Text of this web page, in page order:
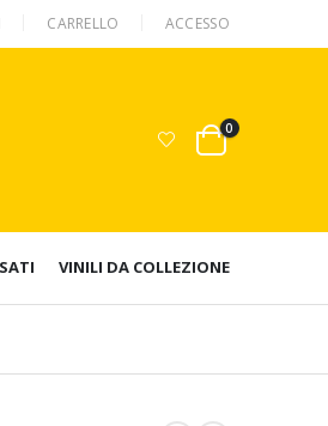
CARRELLO ACCESSO
0
VINILI DA COLLEZIONE